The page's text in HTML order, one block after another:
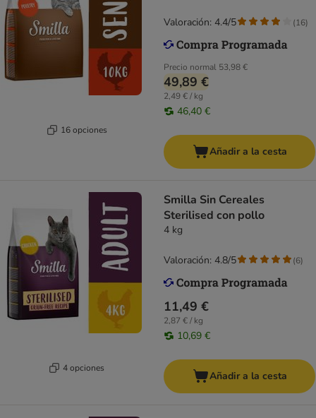
16 opciones
Precio normal 53,98 €
49,89 €
2,49 € / kg
46,40 €
Valoración: 4.4/5 (16)
Añadir a la cesta
4 opciones
Smilla Sin Cereales
Sterilised con pollo
4 kg
11,49 €
2,87 € / kg
10,69 €
Valoración: 4.8/5 (6)
Añadir a la cesta